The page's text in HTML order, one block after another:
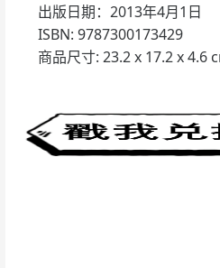
出版日期：2013年4月1日
ISBN: 9787300173429
商品尺寸: 23.2 x 17.2 x 4.6